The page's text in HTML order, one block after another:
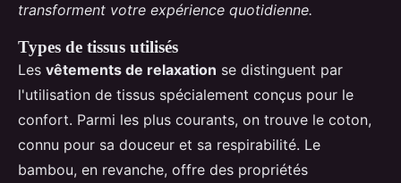
transforment votre expérience quotidienne.
Types de tissus utilisés
Les vêtements de relaxation se distinguent par
l'utilisation de tissus spécialement conçus pour le
confort. Parmi les plus courants, on trouve le coton,
connu pour sa douceur et sa respirabilité. Le
bambou, en revanche, offre des propriétés